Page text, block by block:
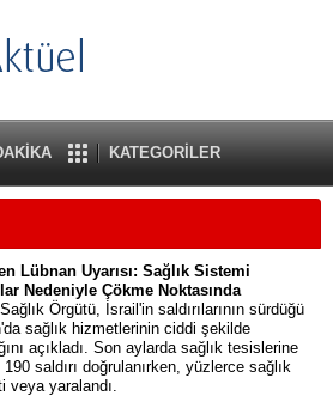
KATEGORİLER
Lübnan Uyarısı: Sağlık Sistemi
Nedeniyle Çökme Noktasında
Örgütü, İsrail'in saldırılarının sürdüğü
sağlık hizmetlerinin ciddi şekilde
açıkladı. Son aylarda sağlık tesislerine
saldırı doğrulanırken, yüzlerce sağlık
veya yaralandı.